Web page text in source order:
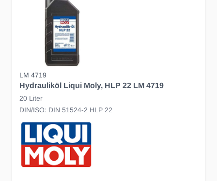
LM 4719
Hydrauliköl Liqui Moly, HLP 22 LM 4719
20 Liter
DIN/ISO: DIN 51524-2 HLP 22